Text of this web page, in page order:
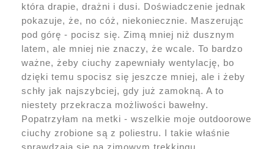
która drapie, drażni i dusi. Doświadczenie jednak
pokazuje, że, no cóż, niekoniecznie. Maszerując
pod górę - pocisz się. Zimą mniej niż dusznym
latem, ale mniej nie znaczy, że wcale. To bardzo
ważne, żeby ciuchy zapewniały wentylację, bo
dzięki temu spocisz się jeszcze mniej, ale i żeby
schły jak najszybciej, gdy już zamokną. A to
niestety przekracza możliwości bawełny.
Popatrzyłam na metki - wszelkie moje outdoorowe
ciuchy zrobione są z poliestru. I takie właśnie
sprawdzają się na zimowym trekkingu.